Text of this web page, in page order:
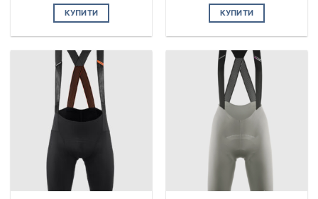
КУПИТИ
має
кілька
варіантів.
Параметри
можна
вибрати
сторінці
товару
КУПИТИ
має
кілька
варіантів.
Параметри
можна
вибрати
на
сторінці
товару